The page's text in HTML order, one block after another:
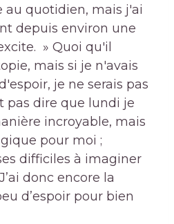
au quotidien, mais j'ai
depuis environ une
» Quoi qu'il
mais si je n'avais
je ne serais pas
pas dire que lundi je
incroyable, mais
pour moi ;
difficiles à imaginer
donc encore la
d’espoir pour bien